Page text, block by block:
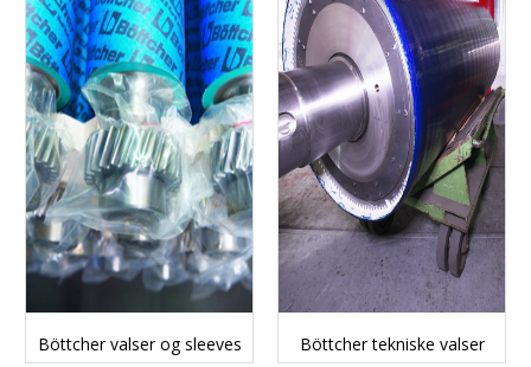
Böttcher valser og sleeves Böttcher tekniske valser